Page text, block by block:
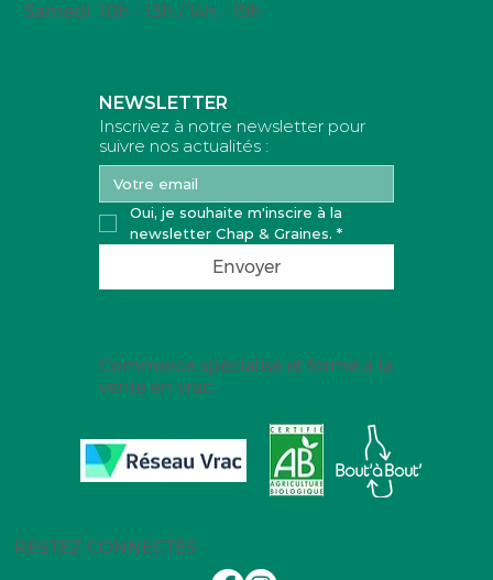
Samedi 10h – 13h / 14h – 19h
NEWSLETTER
Inscrivez à notre newsletter pour
suivre nos actualités :
Oui, je souhaite m'inscire à la
newsletter Chap & Graines. *
Envoyer
RESTEZ CONNECTÉS
Commerce spécialisé et formé à la
vente en vrac.